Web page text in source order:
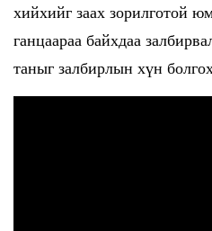
хийхийг заах зорилготой
ганцаараа байхдаа
таныг залбирлын хүн